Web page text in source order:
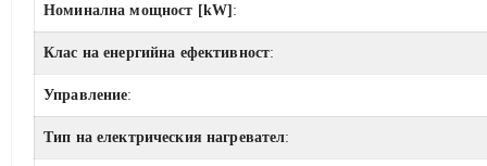
Номинална мощност [kW]:
Клас на енергийна ефективност:
Управление:
Тип на електрическия нагревател: